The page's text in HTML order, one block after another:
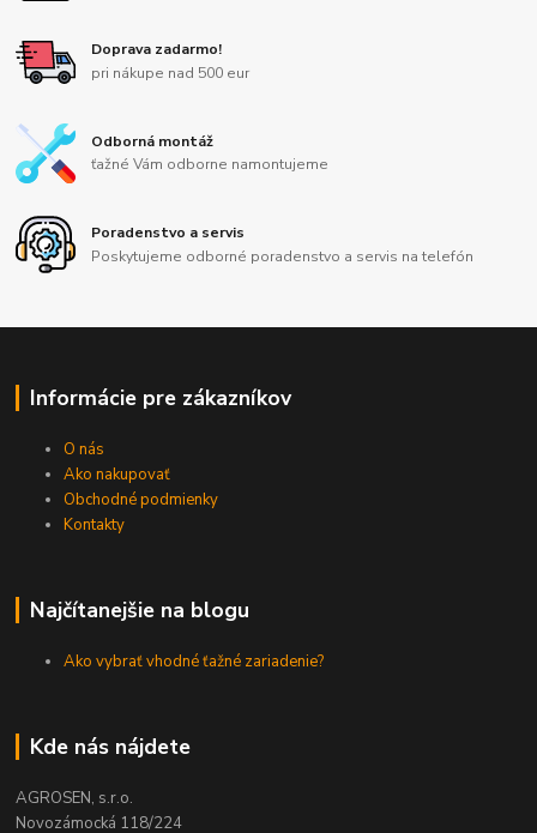
Doprava zadarmo!
pri nákupe nad 500 eur
Odborná montáž
ťažné Vám odborne namontujeme
Poradenstvo a servis
Poskytujeme odborné poradenstvo a servis na telefón
Informácie pre zákazníkov
O nás
Ako nakupovať
Obchodné podmienky
Kontakty
Najčítanejšie na blogu
Ako vybrať vhodné ťažné zariadenie?
Kde nás nájdete
AGROSEN, s.r.o.
Novozámocká 118/224